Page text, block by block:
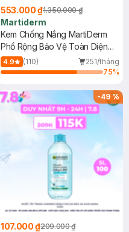
553.000 ₫1.350.000 ₫
Martiderm
Kem Chống Nắng MartiDerm
Phổ Rộng Bảo Vệ Toàn Diện
40ml
4.9 (110)
251/tháng
75%
-49%
107.000 ₫209.000 ₫